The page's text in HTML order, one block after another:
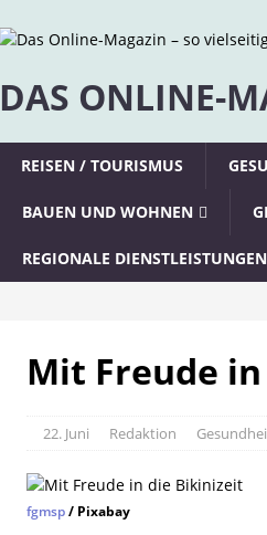
DAS ONLINE-
REISEN / TOURISMUS
BAUEN UND WOHNEN
REGIONALE
Mit Freude
22. Juni Redaktion
fgmsp/ Pixabay